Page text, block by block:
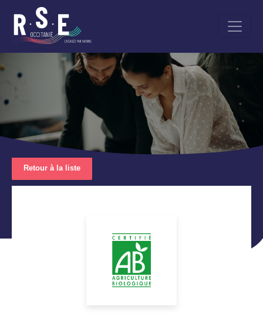
contenu
Retour à la liste